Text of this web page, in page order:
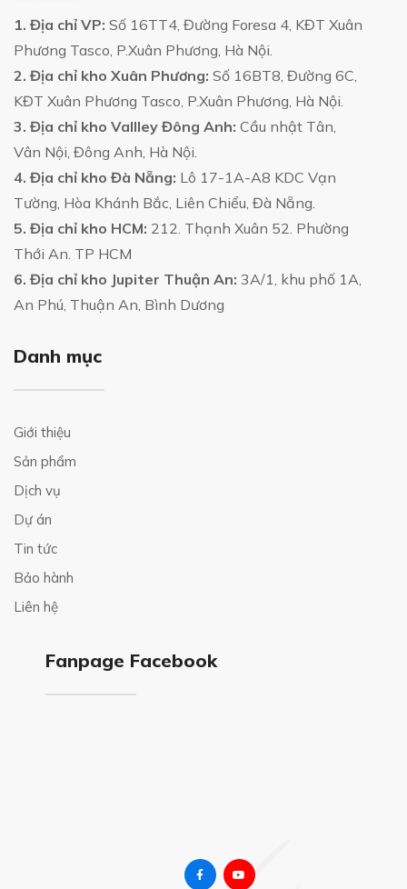
1. Địa chỉ VP: Số 16TT4, Đường Foresa 4, KĐT Xuân
Phương Tasco, P.Xuân Phương, Hà Nội.
2. Địa chỉ kho Xuân Phương: Số 16BT8, Đường 6C,
KĐT Xuân Phương Tasco, P.Xuân Phương, Hà Nội.
3. Địa chỉ kho Vallley Đông Anh: Cầu nhật Tân,
Vân Nội, Đông Anh, Hà Nội.
4. Địa chỉ kho Đà Nẵng: Lô 17-1A-A8 KDC Vạn
Tường, Hòa Khánh Bắc, Liên Chiểu, Đà Nẵng.
5. Địa chỉ kho HCM: 212. Thạnh Xuân 52. Phường
Thới An. TP HCM
6. Địa chỉ kho Jupiter Thuận An: 3A/1, khu phố 1A,
An Phú, Thuận An, Bình Dương
Danh mục
Giới thiệu
Sản phẩm
Dịch vụ
Dự án
Tin tức
Bảo hành
Liên hệ
Fanpage Facebook